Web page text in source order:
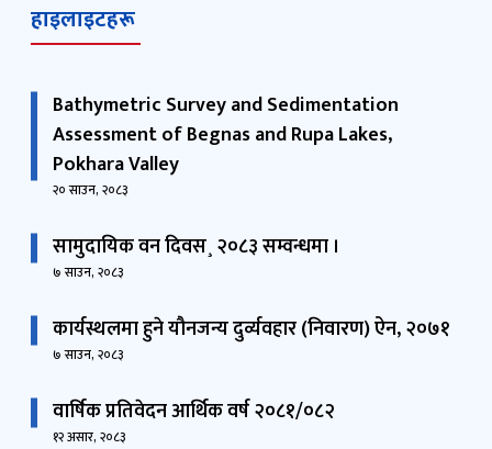
हाइलाइटहरू
Bathymetric Survey and Sedimentation
Assessment of Begnas and Rupa Lakes,
Pokhara Valley
२० साउन, २०८३
सामुदायिक वन दिवस¸ २०८३ सम्वन्धमा ।
७ साउन, २०८३
कार्यस्थलमा हुने यौनजन्य दुर्व्यवहार (निवारण) ऐन, २०७१
७ साउन, २०८३
वार्षिक प्रतिवेदन आर्थिक वर्ष २०८१/०८२
१२ असार, २०८३